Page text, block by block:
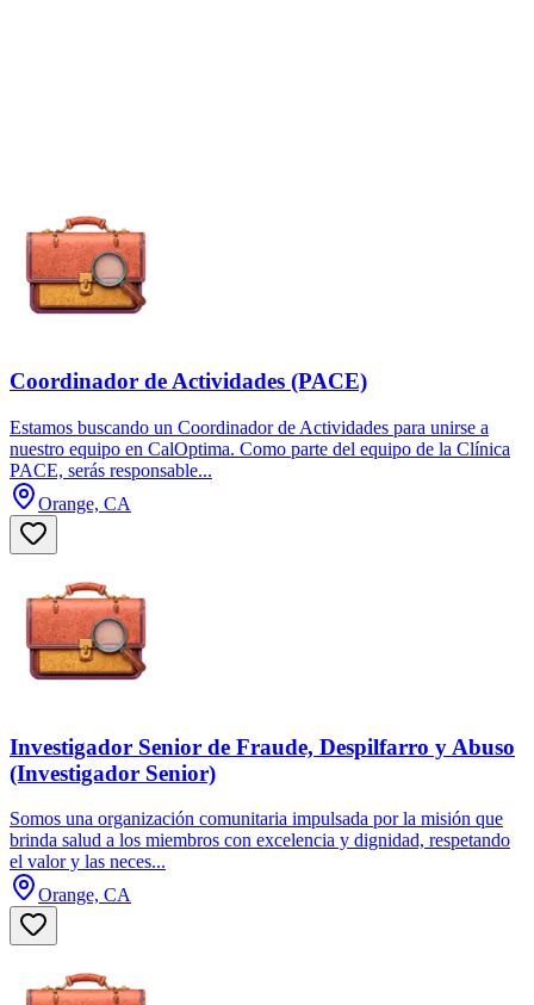
Coordinador de Actividades (PACE)
Estamos buscando un Coordinador de Actividades para unirse a
nuestro equipo en CalOptima. Como parte del equipo de la Clínica
PACE, serás responsable...
Orange, CA
Investigador Senior de Fraude, Despilfarro y Abuso
(Investigador Senior)
Somos una organización comunitaria impulsada por la misión que
brinda salud a los miembros con excelencia y dignidad, respetando
el valor y las neces...
Orange, CA